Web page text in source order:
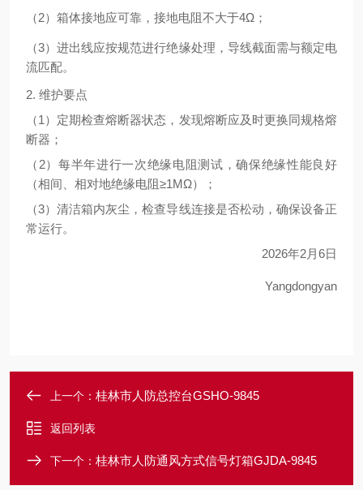
（2）箱体接地应可靠，接地电阻不大于4Ω；
（3）进出线应按规范进行绝缘处理，导线截面需与额定电
流匹配。
2. 维护要点
（1）定期检查熔断器状态，发现熔断应及时更换同规格熔
断器；
（ 2）每半年进行一次绝缘电阻测试，确保绝缘性能良好
（相间、相对地绝缘电阻≥1MΩ）；
（3）清洁箱内灰尘，检查导线连接是否松动，确保设备正
常运行。
2026年2月6日
Yangdongyan
上一个： 桂林市人防总控台GSHO-9845
返回列表
下一个： 桂林市人防通风方式信号灯箱GJDA-9845